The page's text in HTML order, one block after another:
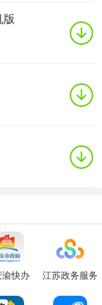
版
渝快办
江苏政务服务